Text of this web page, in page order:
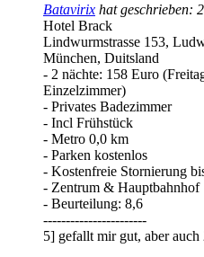
Batavirix hat geschrieben:
Hotel Brack
Lindwurmstrasse 153,
München, Duitsland
- 2 nächte: 158 Euro
Einzelzimmer)
- Privates Badezimmer
- Incl Frühstück
- Metro 0,0 km
- Parken kostenlos
- Kostenfreie Stornierung
- Zentrum & Hauptbahnhof
- Beurteilung: 8,6
-----------------------
5] gefallt mir gut, aber